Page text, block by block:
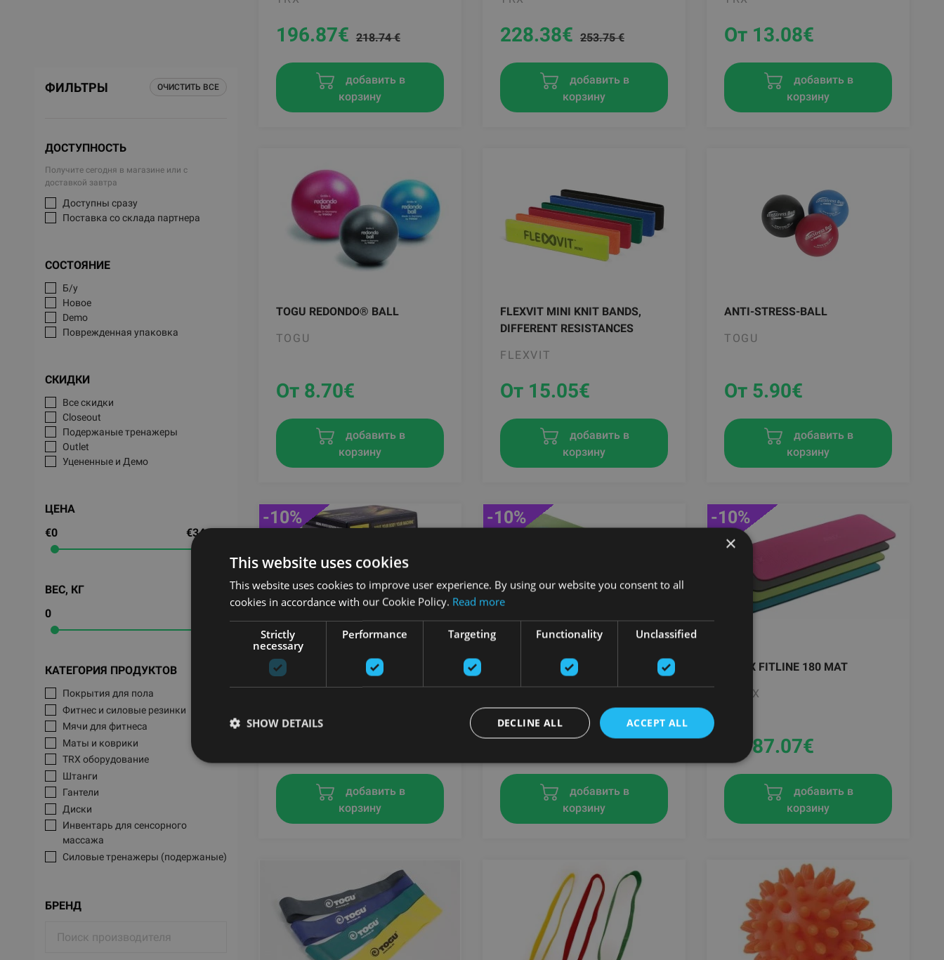
ФИЛЬТРЫ ОЧИСТИТЬ ВСЕ
ДОСТУПНОСТЬ
Получите сегодня в магазине или с
доставкой завтра
Доступны сразу
Поставка со склада партнера
СОСТОЯНИЕ
Б/у
Новое
Demo
Поврежденная упаковка
СКИДКИ
Все скидки
Closeout
Подержаные тренажеры
Outlet
Уцененные и Демо
ЦЕНА
€0
€34,375
ВЕС, КГ
0
КАТЕГОРИЯ ПРОДУКТОВ
Покрытия для пола
Фитнес и силовые резинки
Мячи для фитнеса
Маты и коврики
TRX оборудование
Штанги
Гантели
Диски
Инвентарь для сенсорного
массажа
Силовые тренажеры (подержаные)
Лыжные тренажеры
Нагружаемые дисками тренажеры
БРЕНД
196.87€ 218.74 €
добавить в
корзину
228.38€ 253.75 €
добавить в
корзину
От 13.08€
добавить в
корзину
TOGU REDONDO® BALL
TOGU
От 8.70€
добавить в
корзину
FLEXVIT MINI KNIT BANDS,
DIFFERENT RESISTANCES
FLEXVIT
От 15.05€
добавить в
корзину
ANTI-STRESS-BALL
TOGU
От 5.90€
добавить в
корзину
TRX MOVE - SUSPENSION
TRAINER
-10%
добавить в
корзину
AIREX FITLINE 140 MAT
-10%
От 76.18
добавить в
корзину
AIREX FITLINE 180 MAT
AIREX
-10%
От 87.07€
добавить в
корзину
×
This website uses cookies
This website uses cookies to improve user experience. By using our website you consent to all
cookies in accordance with our Cookie Policy. Read more
Strictly
necessary
Performance Targeting Functionality Unclassified
ACCEPT ALL
DECLINE ALL
SHOW DETAILS